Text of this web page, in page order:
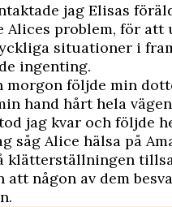
jag Elisas
Alices problem, för att
situationer i
ingenting.
morgon följde min
hand hårt hela
jag kvar och följde
såg Alice hälsa på
klätterställningen
att någon av dem